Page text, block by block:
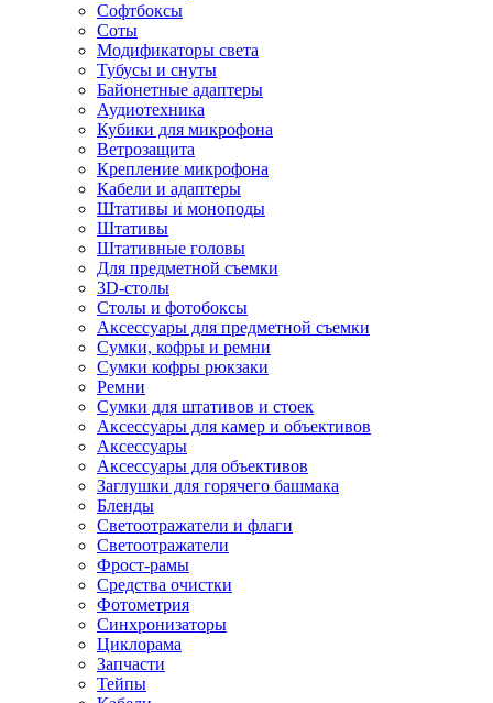
Софтбоксы
Соты
Модификаторы света
Тубусы и снуты
Байонетные адаптеры
Аудиотехника
Кубики для микрофона
Ветрозащита
Крепление микрофона
Кабели и адаптеры
Штативы и моноподы
Штативы
Штативные головы
Для предметной съемки
3D-столы
Столы и фотобоксы
Аксессуары для предметной съемки
Сумки, кофры и ремни
Сумки кофры рюкзаки
Ремни
Сумки для штативов и стоек
Аксессуары для камер и объективов
Аксессуары
Аксессуары для объективов
Заглушки для горячего башмака
Бленды
Светоотражатели и флаги
Светоотражатели
Фрост-рамы
Средства очистки
Фотометрия
Синхронизаторы
Циклорама
Запчасти
Тейпы